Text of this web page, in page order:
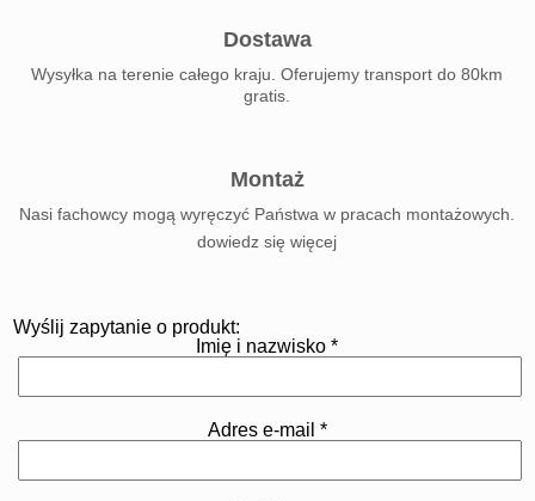
Dostawa
Wysyłka na terenie całego kraju. Oferujemy transport do 80km
gratis.
Montaż
Nasi fachowcy mogą wyręczyć Państwa w pracach montażowych.
dowiedz się więcej
Wyślij zapytanie o produkt:
Imię i nazwisko *
Adres e-mail *